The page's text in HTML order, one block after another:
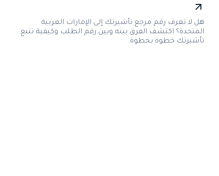
هل لا تعرف رقم مرجع تأشيرتك إلى الإمارات العربية
المتحدة؟ اكتشف الفرق بينه وبين رقم الطلب وكيفية تتبع
تأشيرتك خطوة بخطوة.